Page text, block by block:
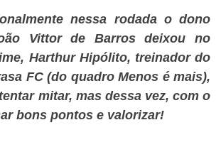
nessa rodada o dono
Vittor de Barros deixou no
Harthur Hipólito, treinador do
FC (do quadro Menos é mais),
mitar, mas dessa vez, com o
bons pontos e valorizar!